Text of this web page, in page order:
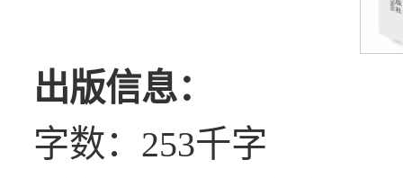
出版信息：
字数：253千字